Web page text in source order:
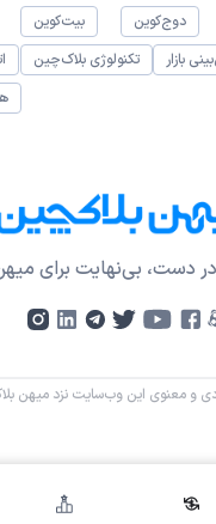
دوج‌کوین بیت‌کوین
بازار تکنولوژی بلاک‌چین
دست، بی‌نهایت برای